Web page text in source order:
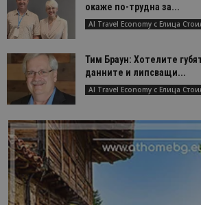
окаже по-трудна за...
AI Travel Economy с Елица
Тим Браун: Хотелите
данните и липсващи...
AI Travel Economy с Елица